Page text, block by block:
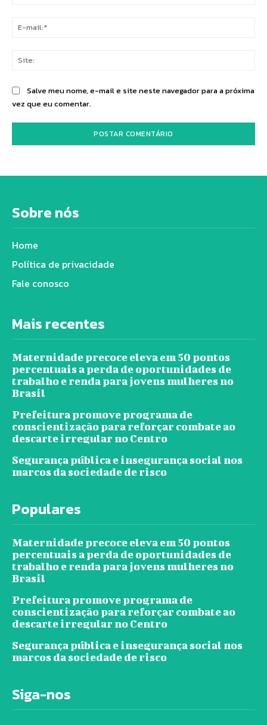
Salve meu nome, e-mail e site neste navegador para a próxima
vez que eu comentar.
Sobre nós
Home
Política de privacidade
Fale conosco
Mais recentes
Maternidade precoce eleva em 50 pontos
percentuais a perda de oportunidades de
trabalho e renda para jovens mulheres no
Brasil
Prefeitura promove programa de
conscientização para reforçar combate ao
descarte irregular no Centro
Segurança pública e insegurança social nos
marcos da sociedade de risco
Populares
Maternidade precoce eleva em 50 pontos
percentuais a perda de oportunidades de
trabalho e renda para jovens mulheres no
Brasil
Prefeitura promove programa de
conscientização para reforçar combate ao
descarte irregular no Centro
Segurança pública e insegurança social nos
marcos da sociedade de risco
Siga-nos